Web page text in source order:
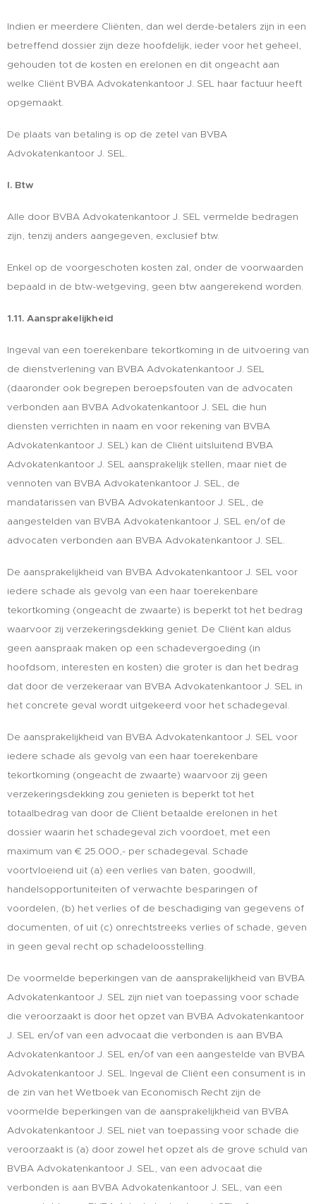
Indien er meerdere Cliënten, dan wel derde-betalers zijn in een
betreffend dossier zijn deze hoofdelijk, ieder voor het geheel,
gehouden tot de kosten en erelonen en dit ongeacht aan
welke Cliënt BVBA Advokatenkantoor J. SEL haar factuur heeft
opgemaakt.
De plaats van betaling is op de zetel van BVBA
Advokatenkantoor J. SEL.
I. Btw
Alle door BVBA Advokatenkantoor J. SEL vermelde bedragen
zijn, tenzij anders aangegeven, exclusief btw.
Enkel op de voorgeschoten kosten zal, onder de voorwaarden
bepaald in de btw-wetgeving, geen btw aangerekend worden.
1.11. Aansprakelijkheid
Ingeval van een toerekenbare tekortkoming in de uitvoering van
de dienstverlening van BVBA Advokatenkantoor J. SEL
(daaronder ook begrepen beroepsfouten van de advocaten
verbonden aan BVBA Advokatenkantoor J. SEL die hun
diensten verrichten in naam en voor rekening van BVBA
Advokatenkantoor J. SEL) kan de Cliënt uitsluitend BVBA
Advokatenkantoor J. SEL aansprakelijk stellen, maar niet de
vennoten van BVBA Advokatenkantoor J. SEL, de
mandatarissen van BVBA Advokatenkantoor J. SEL, de
aangestelden van BVBA Advokatenkantoor J. SEL en/of de
advocaten verbonden aan BVBA Advokatenkantoor J. SEL.
De aansprakelijkheid van BVBA Advokatenkantoor J. SEL voor
iedere schade als gevolg van een haar toerekenbare
tekortkoming (ongeacht de zwaarte) is beperkt tot het bedrag
waarvoor zij verzekeringsdekking geniet. De Cliënt kan aldus
geen aanspraak maken op een schadevergoeding (in
hoofdsom, interesten en kosten) die groter is dan het bedrag
dat door de verzekeraar van BVBA Advokatenkantoor J. SEL in
het concrete geval wordt uitgekeerd voor het schadegeval.
De aansprakelijkheid van BVBA Advokatenkantoor J. SEL voor
iedere schade als gevolg van een haar toerekenbare
tekortkoming (ongeacht de zwaarte) waarvoor zij geen
verzekeringsdekking zou genieten is beperkt tot het
totaalbedrag van door de Cliënt betaalde erelonen in het
dossier waarin het schadegeval zich voordoet, met een
maximum van € 25.000,- per schadegeval. Schade
voortvloeiend uit (a) een verlies van baten, goodwill,
handelsopportuniteiten of verwachte besparingen of
voordelen, (b) het verlies of de beschadiging van gegevens of
documenten, of uit (c) onrechtstreeks verlies of schade, geven
in geen geval recht op schadeloosstelling.
De voormelde beperkingen van de aansprakelijkheid van BVBA
Advokatenkantoor J. SEL zijn niet van toepassing voor schade
die veroorzaakt is door het opzet van BVBA Advokatenkantoor
J. SEL en/of van een advocaat die verbonden is aan BVBA
Advokatenkantoor J. SEL en/of van een aangestelde van BVBA
Advokatenkantoor J. SEL. Ingeval de Cliënt een consument is in
de zin van het Wetboek van Economisch Recht zijn de
voormelde beperkingen van de aansprakelijkheid van BVBA
Advokatenkantoor J. SEL niet van toepassing voor schade die
veroorzaakt is (a) door zowel het opzet als de grove schuld van
BVBA Advokatenkantoor J. SEL, van een advocaat die
verbonden is aan BVBA Advokatenkantoor J. SEL, van een